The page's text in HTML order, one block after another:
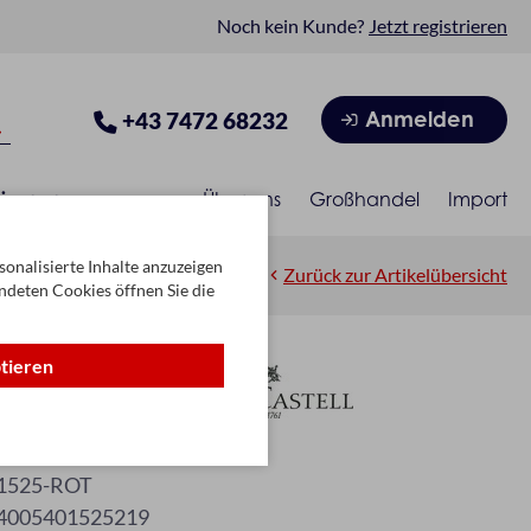
Noch kein Kunde? Jetzt registrieren
+43 7472 68232 Anmelden
Über uns Großhandel Import
Zurück zur Artikelübersicht
Fb. 21
ROT
Inhalte anzuzeigen
Cookies öffnen Sie die